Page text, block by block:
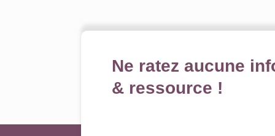
Ne ratez aucune
& ressource !